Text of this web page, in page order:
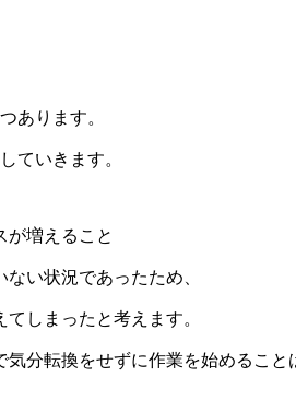
あります。
ていきます。
が増えること
い状況であったため、
しまったと考えます。
分転換をせずに作業を始めること